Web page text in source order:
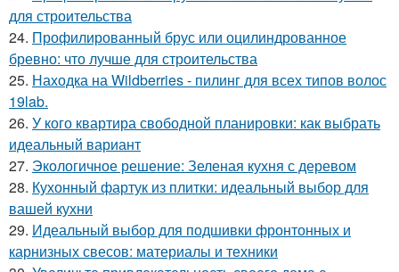
для строительства
24. Профилированный брус или оцилиндрованное
бревно: что лучше для строительства
25. Находка на Wildberries - пилинг для всех типов волос
19lab.
26. У кого квартира свободной планировки: как выбрать
идеальный вариант
27. Экологичное решение: Зеленая кухня с деревом
28. Кухонный фартук из плитки: идеальный выбор для
вашей кухни
29. Идеальный выбор для подшивки фронтонных и
карнизных свесов: материалы и техники